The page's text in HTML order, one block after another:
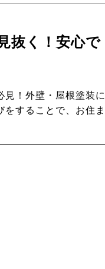
抜く！安心で
見！外壁・屋根塗装
をすることで、お住